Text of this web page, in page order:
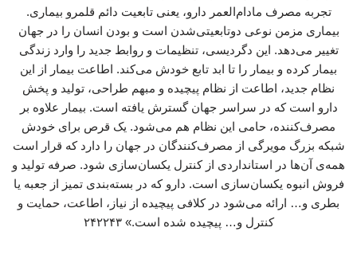
تجربه مصرف مادام‌العمر دارو، یعنی تابعیت دائم قلمرو بیماری.
بیماری مزمن نوعی دوتابعیتی‌شدن است و بودن انسان را در جهان
تغییر می‌دهد. این دگردیسی، تنظیمات و روابط جدید را وارد زندگی
بیمار کرده و بیمار را تا ابد تابع خودش می‌کند. اطاعت بیمار از این
نظام جدید، اطاعت از نظام پیچیده و مبهم طراحی، تولید و پخش
دارو است که در سراسر جهان گسترش یافته است. بیمار علاوه بر
مصرف‌کننده، حامی این نظام هم می‌شود. یک قرص برای خودش
شبکه بزرگ مویرگی از مصرف‌کنندگان در جهان را دارد که قرار است
همه‌ی آن‌ها در استانداردی از کنترل یکسان‌سازی شود. صرفه تولید و
فروش انبوه یکسان‌سازی است. دارو که در بسته‌بندی تمیز از جعبه یا
بطری و… ارائه می‌شود در کلافی پیچیده از نیاز، اطاعت، حمایت و
کنترل و… پیچیده شده است.» ۲۴۲۲۴۳